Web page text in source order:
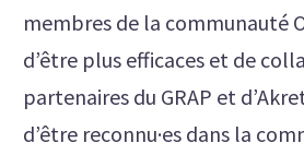
membres de la communauté
d’être plus efficaces et de
partenaires du GRAP et
d’être reconnu·es dans la